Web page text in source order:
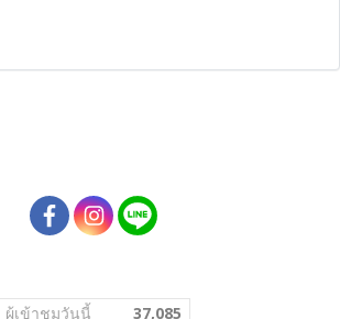
ผู้เข้าชมวันนี้ 37,085